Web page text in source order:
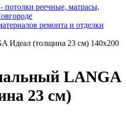
потолки реечные, матрасы,
ремонта и отделки
Идеал (толщина 23 см) 140х200
LANGA
23 см)